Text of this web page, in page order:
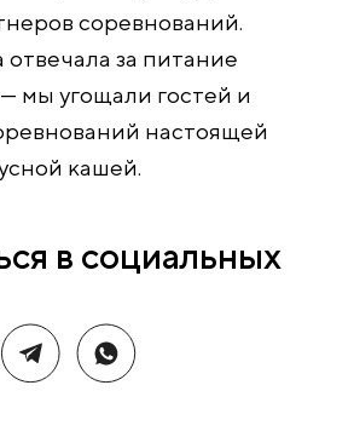
соревнований.
за питание
мы угощали гостей и
настоящей
кашей.
в социальных